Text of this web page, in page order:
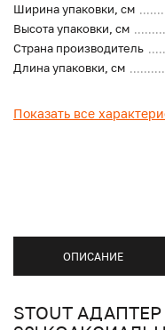
Ширина упаковки, см
Высота упаковки, см
Страна производитель
Длина упаковки, см
Показать все
ОПИСАНИЕ
STOUT